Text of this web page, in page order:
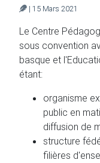
| 15 Mars 2021
Le Centre
sous convention
basque et
étant:
organisme
public en
diffusion de
structure
filières